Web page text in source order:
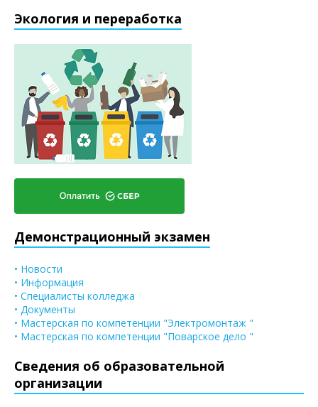
Экология и переработка
Демонстрационный экзамен
• Новости
• Информация
• Специалисты колледжа
• Документы
• Мастерская по компетенции "Электромонтаж "
• Мастерская по компетенции "Поварское дело "
Сведения об образовательной
организации